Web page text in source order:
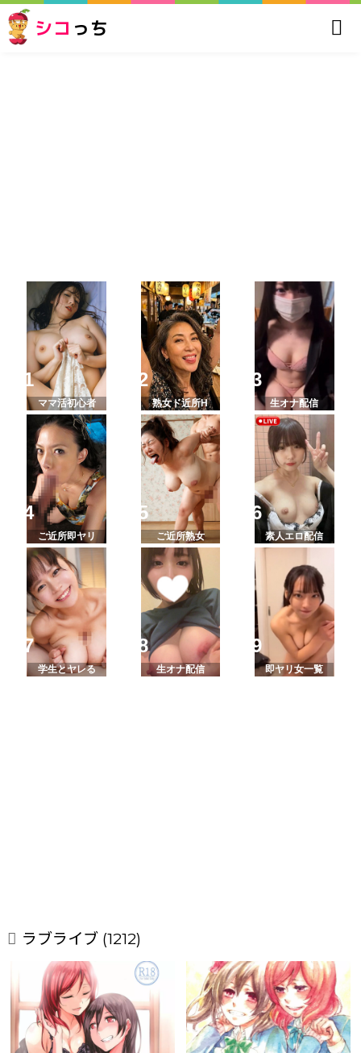
シコ っち
ママ活初心者 熟女ド近所H 生オナ配信
ご近所即ヤリ ご近所熟女 素人エロ配信
学生とヤレる 生オナ配信 即ヤリ女一覧
ラブライブ (1212)